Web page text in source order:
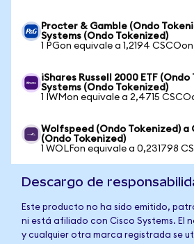
Procter & Gamble (Ondo
Systems (Ondo Tokenized)
1 PGon equivale a 1,2194 CSCOon
iShares Russell 2000 ETF
Systems (Ondo Tokenized)
1 IWMon equivale a 2,4715
Wolfspeed (Ondo Tokenized) a
(Ondo Tokenized)
1 WOLFon equivale a 0,231798
Descargo de
Este producto no ha sido emitido,
ni está afiliado con Cisco Systems. El
y cualquier otra marca registrada se